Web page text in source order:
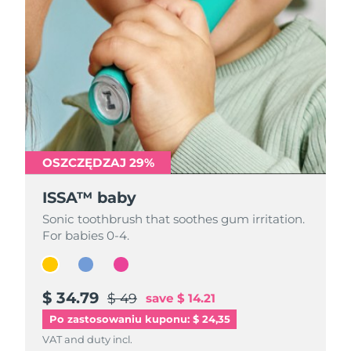
OSZCZĘDZAJ 29%
ISSA™ baby
Sonic toothbrush that soothes gum irritation.
For babies 0-4.
$ 34.79 $ 49 save $ 14.21
Po zastosowaniu kuponu: $ 24,35
VAT and duty incl.
OSZCZĘDZAJ 29%
ISSA™ baby
Sonic toothbrush that soothes gum irritation.
For babies 0-4.
$ 34.79 $ 49 save $ 14.21
VAT and duty incl.
OSZCZĘDZAJ 29%
ISSA™ baby
Sonic toothbrush that soothes gum irritation.
For babies 0-4.
$ 34.79 $ 49 save $ 14.21
VAT and duty incl.